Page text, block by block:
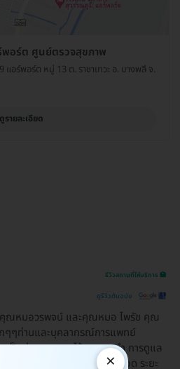
พอร์ต ศูนย์ตรวจสุขภาพ
อร์พอร์ต หมู่ 13 ต. ราชาเทวะ อ. บางพลี จ.
ดูรายละเอียด
รีวิวสถานที่ให้บริการ 🏥
ดูรีวิวต้นฉบับ
ณหมอวรพจน์ และคุณหมอ ไพรัช คุณ
ๆท่านและบุคลากรณ์การแพทย์
ป็นห่วงดูแล คนไข้และแนะนำ การดูแล
ติดเชื้อเป็นอย่างดี มาโดยตลอด ระยะ
×